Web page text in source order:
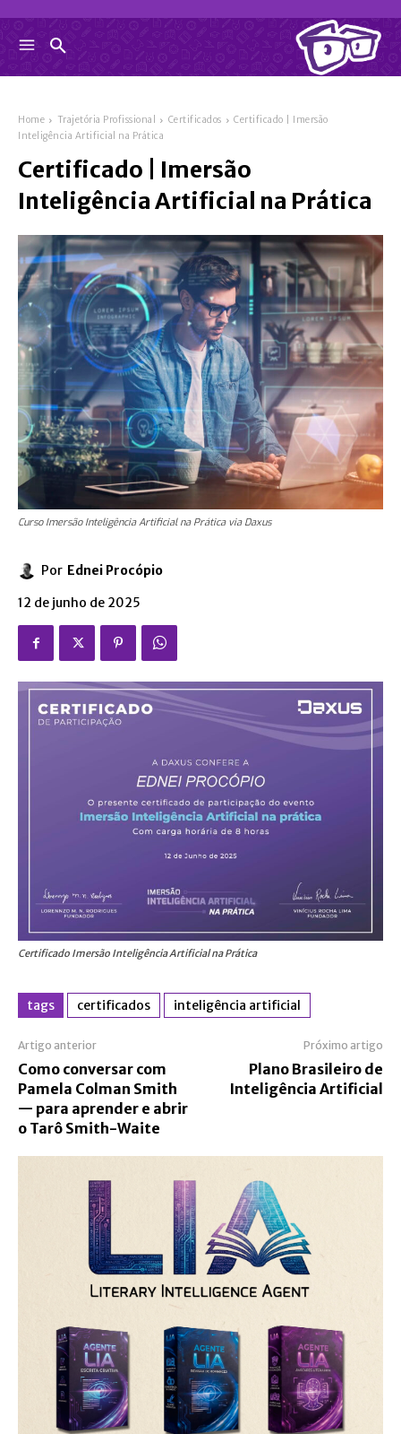
Home Trajetória Profissional Certificados
Certificado | Imersão
Inteligência Artificial na Prática
Certificado | Imersão
Inteligência Artificial na Prática
Curso Imersão Inteligência Artificial na Prática via Daxus
Por Ednei Procópio
12 de junho de 2025
Certificado Imersão Inteligência Artificial na Prática
tags certificados inteligência artificial
Artigo anterior
Como conversar com
Pamela Colman Smith
— para aprender e abrir
o Tarô Smith-Waite
Próximo artigo
Plano Brasileiro de
Inteligência Artificial